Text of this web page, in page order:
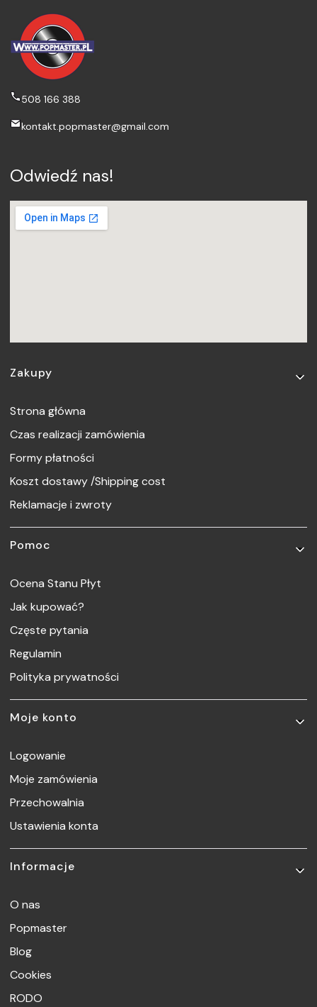
508 166 388
kontakt.popmaster@gmail.com
Odwiedź nas!
Linki w stopce
Zakupy
Strona główna
Czas realizacji zamówienia
Formy płatności
Koszt dostawy /Shipping cost
Reklamacje i zwroty
Pomoc
Ocena Stanu Płyt
Jak kupować?
Częste pytania
Regulamin
Polityka prywatności
Moje konto
Logowanie
Moje zamówienia
Przechowalnia
Ustawienia konta
Informacje
O nas
Popmaster
Blog
Cookies
RODO